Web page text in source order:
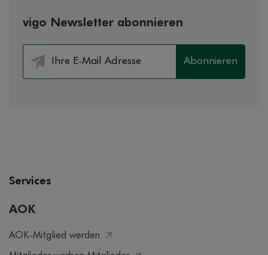
vigo Newsletter abonnieren
Abonnieren
Services
AOK
AOK-Mitglied werden